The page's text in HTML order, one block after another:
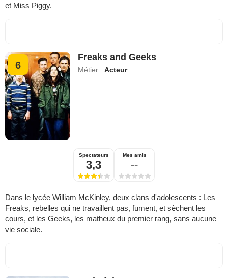
et Miss Piggy.
6
Freaks and Geeks
Métier :Acteur
Spectateurs
3,3
Mes amis
--
Dans le lycée William McKinley, deux clans d'adolescents : Les
Freaks, rebelles qui ne travaillent pas, fument, et sèchent les
cours, et les Geeks, les matheux du premier rang, sans aucune
vie sociale.